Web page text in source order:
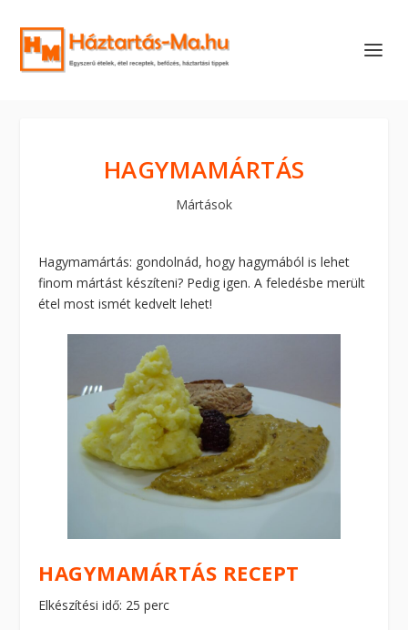
HAGYMAMÁRTÁS
Mártások
Hagymamártás: gondolnád, hogy hagymából is lehet
finom mártást készíteni? Pedig igen. A feledésbe merült
étel most ismét kedvelt lehet!
HAGYMAMÁRTÁS RECEPT
Elkészítési idő: 25 perc